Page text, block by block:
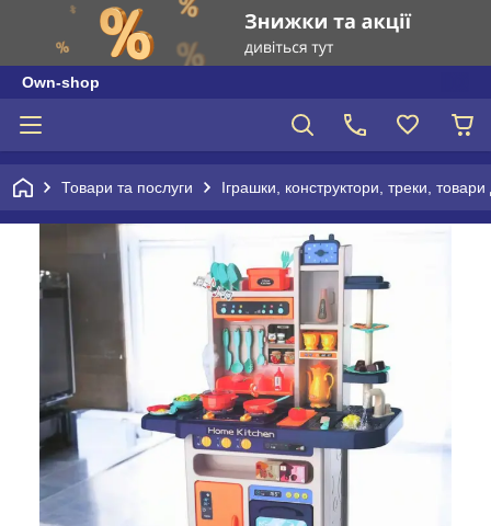
Own-shop
Товари та послуги Іграшки, конструктори, треки, товари